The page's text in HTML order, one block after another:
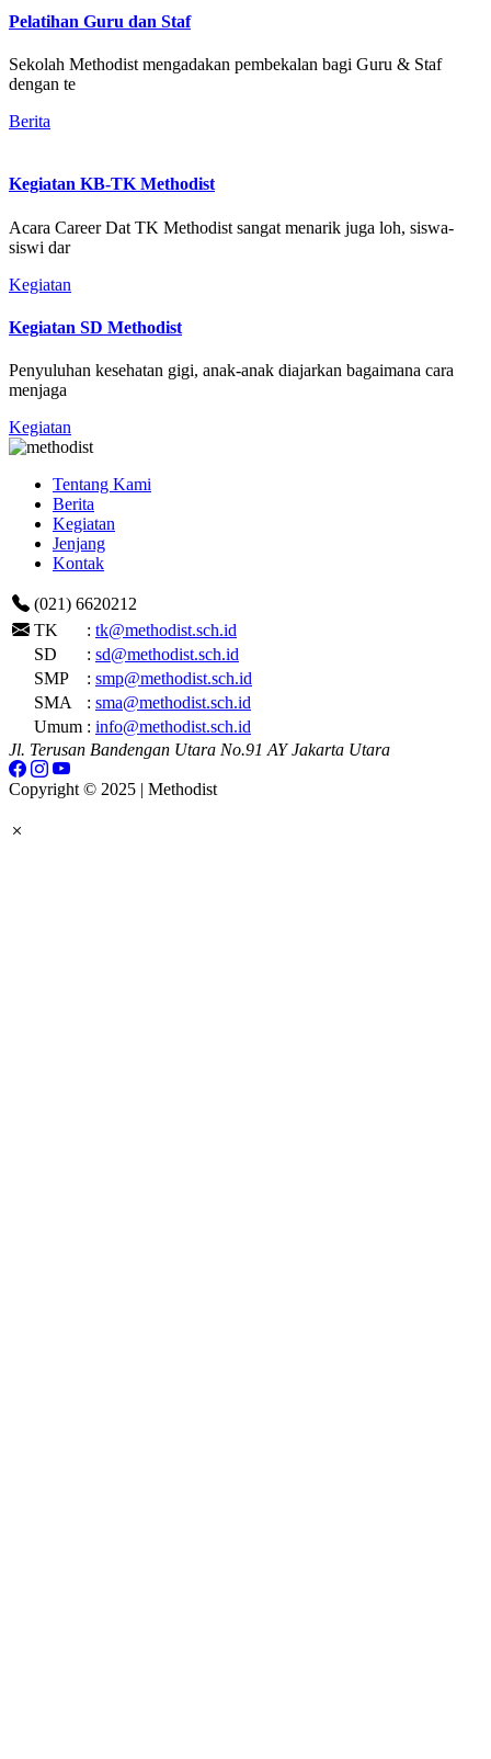
Pelatihan Guru dan Staf
Sekolah Methodist mengadakan pembekalan bagi Guru & Staf
dengan te
Berita
Kegiatan KB-TK Methodist
Acara Career Dat TK Methodist sangat menarik juga loh, siswa-
siswi dar
Kegiatan
Kegiatan SD Methodist
Penyuluhan kesehatan gigi, anak-anak diajarkan bagaimana cara
menjaga
Kegiatan
Tentang Kami
Berita
Kegiatan
Jenjang
Kontak
(021) 6620212
TK
: tk@methodist.sch.id
SD
: sd@methodist.sch.id
SMP
: smp@methodist.sch.id
SMA
: sma@methodist.sch.id
Umum : info@methodist.sch.id
Jl. Terusan Bandengan Utara No.91 AY Jakarta Utara
Copyright © 2025 | Methodist